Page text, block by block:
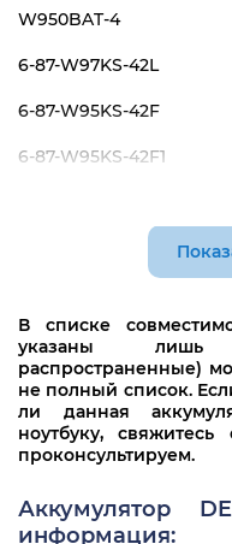
W950BAT-4
6-87-W97KS-42L
6-87-W95KS-42F
6-87-W95KS-42F1
6-87-W97KS-42L1
6-87-W97KS-42L
В списке
указаны лишь
распространенные)
не полный список.
ли данная
ноутбуку,
проконсультируем.
Аккумулятор
информация: